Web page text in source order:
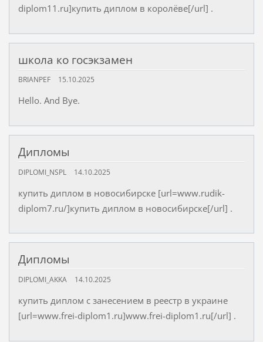
diplom11.ru]купить диплом в королёве[/url] .
школа ко госэкзамен
BRIANPEF 15.10.2025
Hello. And Bye.
Дипломы
DIPLOMI_NSPL 14.10.2025
купить диплом в новосибирске [url=www.rudik-
diplom7.ru/]купить диплом в новосибирске[/url] .
Дипломы
DIPLOMI_AKKA 14.10.2025
купить диплом с занесением в реестр в украине
[url=www.frei-diplom1.ru]www.frei-diplom1.ru[/url] .